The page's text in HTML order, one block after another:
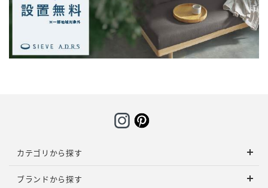
カテゴリから探す
ブランドから探す